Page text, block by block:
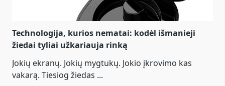
Technologija, kurios nematai: kodėl išmanieji
žiedai tyliai užkariauja rinką
Jokių ekranų. Jokių mygtukų. Jokio įkrovimo kas
vakarą. Tiesiog žiedas ...